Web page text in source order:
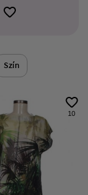
Szín
10